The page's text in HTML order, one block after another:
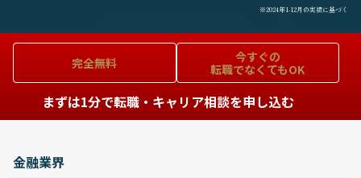
※2024年1-12月の実績に基づく
完全無料
今すぐの
転職でなくてもOK
まずは1分で転職・キャリア相談を申し込む
金融業界